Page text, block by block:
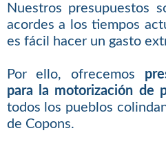
Nuestros presupuestos
acordes a los tiempos
es fácil hacer un gasto
Por ello, ofrecemos
para la motorización de
todos los pueblos
de Copons.